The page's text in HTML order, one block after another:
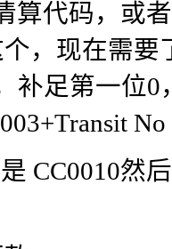
算代码，或
，现在需
补足第一位
No
CC0010然